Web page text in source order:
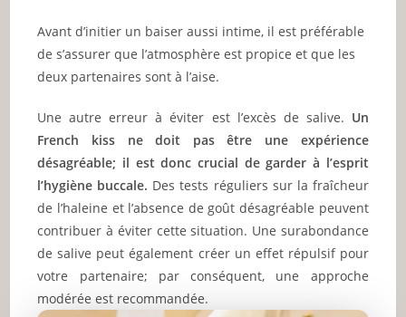
Avant d’initier un baiser aussi intime, il est préférable
de s’assurer que l’atmosphère est propice et que les
deux partenaires sont à l’aise.
Une autre erreur à éviter est l’excès de salive. Un
French kiss ne doit pas être une expérience
désagréable; il est donc crucial de garder à l’esprit
l’hygiène buccale. Des tests réguliers sur la fraîcheur
de l’haleine et l’absence de goût désagréable peuvent
contribuer à éviter cette situation. Une surabondance
de salive peut également créer un effet répulsif pour
votre partenaire; par conséquent, une approche
modérée est recommandée.